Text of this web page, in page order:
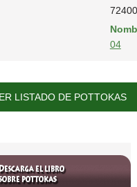
04
LISTADO DE POTTOKAS